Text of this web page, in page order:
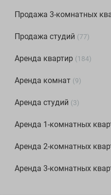
Продажа 3-комнатных
Продажа студий (77)
Аренда квартир (184)
Аренда комнат (9)
Аренда студий (3)
Аренда 1-комнатных
Аренда 2-комнатных
Аренда 3-комнатных